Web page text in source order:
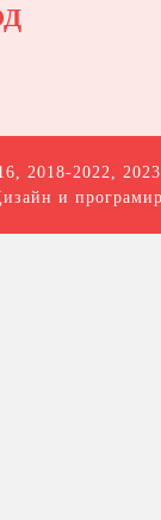
2018-2022,
и